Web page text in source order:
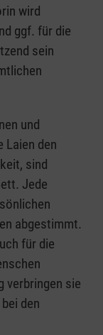
Umsorgen
in der
82205
oder
Uhr, in
82152
Freunde
ihnen
tun
wir Sie auch
Trauernden
Tätigkeiten
Erstellen
370 601
BIC:
wird
ggf. für die
sein
und
Laien den
sind
Jede
abgestimmt.
für die
verbringen sie
den